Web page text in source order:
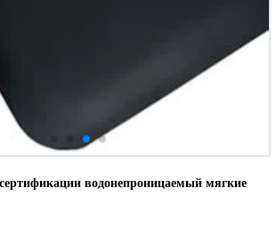
водонепроницаемый мягкие